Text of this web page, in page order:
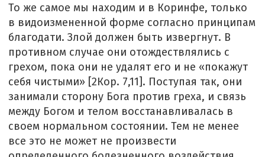
То же самое мы находим и в Коринфе, только
в видоизмененной форме согласно принципам
благодати. Злой должен быть извергнут. В
противном случае они отождествлялись с
грехом, пока они не удалят его и не «покажут
себя чистыми» [2Кор. 7,11]. Поступая так, они
занимали сторону Бога против греха, и связь
между Богом и телом восстанавливалась в
своем нормальном состоянии. Тем не менее
все это не может не произвести